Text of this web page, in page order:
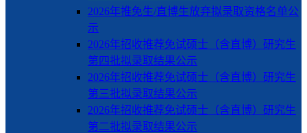
2026年推免生/直博生放弃拟录取资格名单公
示
2026年招收推荐免试硕士（含直博）研究生
第四批拟录取结果公示
2026年招收推荐免试硕士（含直博）研究生
第三批拟录取结果公示
2026年招收推荐免试硕士（含直博）研究生
第二批拟录取结果公示